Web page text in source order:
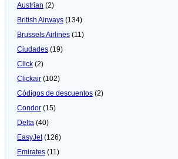
Austrian (2)
British Airways (134)
Brussels Airlines (11)
Ciudades (19)
Click (2)
Clickair (102)
Códigos de descuentos (2)
Condor (15)
Delta (40)
EasyJet(126)
Emirates (11)